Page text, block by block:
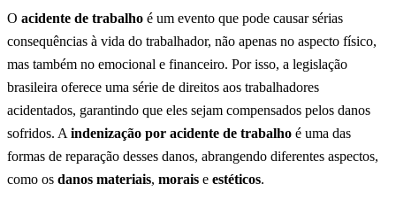
O acidente de trabalho é um evento que pode causar sérias
consequências à vida do trabalhador, não apenas no aspecto físico,
mas também no emocional e financeiro. Por isso, a legislação
brasileira oferece uma série de direitos aos trabalhadores
acidentados, garantindo que eles sejam compensados pelos danos
sofridos. A indenização por acidente de trabalho é uma das
formas de reparação desses danos, abrangendo diferentes aspectos,
como os danos materiais, morais e estéticos.